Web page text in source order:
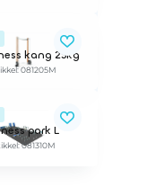
kang 25kg
081205M
park L
081310M